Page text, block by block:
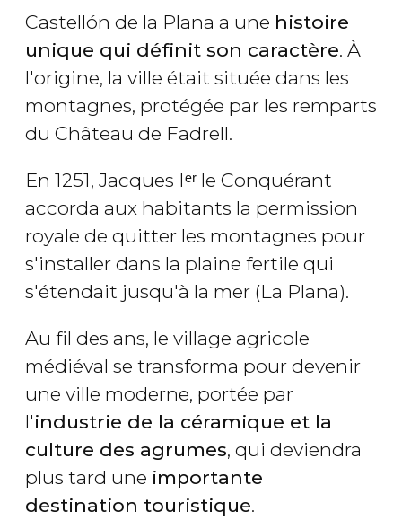
Castellón de la Plana a une histoire
unique qui définit son caractère. À
l'origine, la ville était située dans les
montagnes, protégée par les remparts
du Château de Fadrell.
En 1251, Jacques Iᵉʳ le Conquérant
accorda aux habitants la permission
royale de quitter les montagnes pour
s'installer dans la plaine fertile qui
s'étendait jusqu'à la mer (La Plana).
Au fil des ans, le village agricole
médiéval se transforma pour devenir
une ville moderne, portée par
l'industrie de la céramique et la
culture des agrumes, qui deviendra
plus tard une importante
destination touristique.